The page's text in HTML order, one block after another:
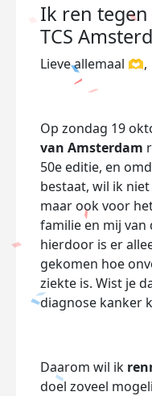
Ik ren
TCS
Lieve allemaal 🫶,
Op zondag 19
van Amsterdam
50e editie, en
bestaat, wil ik
maar ook voor
familie en mij
hierdoor is er
gekomen hoe
ziekte is. Wist je
diagnose kanker
Daarom wil ik
doel zoveel